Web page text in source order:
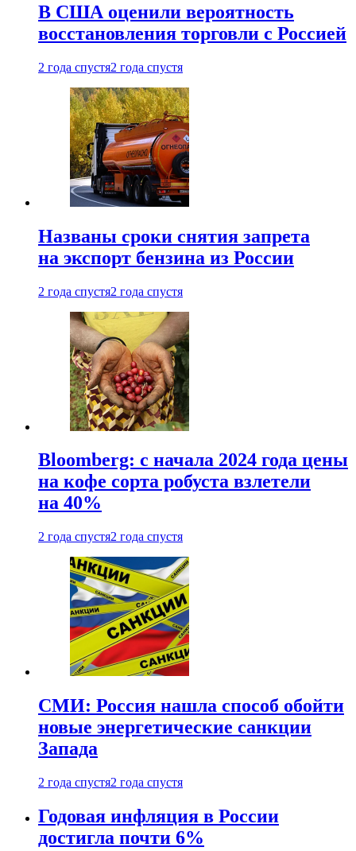
В США оценили вероятность
восстановления торговли с Россией
2 года спустя2 года спустя
Названы сроки снятия запрета
на экспорт бензина из России
2 года спустя2 года спустя
Bloomberg: с начала 2024 года цены
на кофе сорта робуста взлетели
на 40%
2 года спустя2 года спустя
СМИ: Россия нашла способ обойти
новые энергетические санкции
Запада
2 года спустя2 года спустя
Годовая инфляция в России
достигла почти 6%